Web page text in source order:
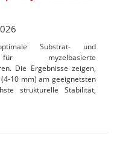
Substrat- und
für myzelbasierte
Die Ergebnisse zeigen,
10 mm) am geeignetsten
strukturelle Stabilität,